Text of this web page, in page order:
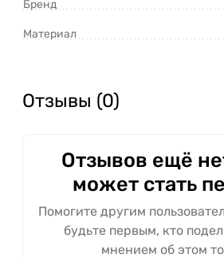
Бренд
Материал
Отзывы (0)
Отзывов ещё
может стать
Помогите другим
будьте первым, кто
мнением об этом